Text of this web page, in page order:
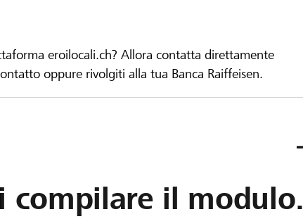
eroilocali.ch? Allora contatta direttamente
oppure rivolgiti alla tua Banca Raiffeisen.
compilare il modulo.